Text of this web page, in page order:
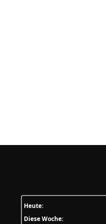
Heute:
Diese Woche: